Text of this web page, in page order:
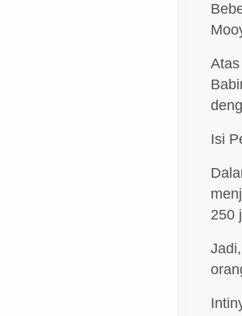
Isi
250